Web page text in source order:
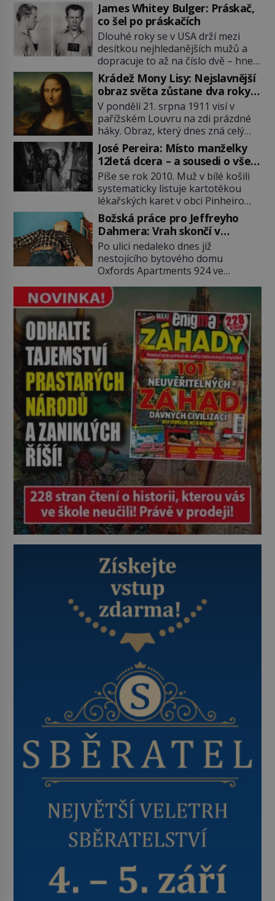
James Whitey Bulger: Práskač,
co šel po práskačích
Dlouhé roky se v USA drží mezi
desítkou nejhledanějších mužů a
dopracuje to až na číslo dvě – hned
po Usámovi bin Ládinovi (1957–
2011). To je James „Whitey“ Bulger
(1929–2018) viněný ze spoluúčasti
na 19 vraždách, vydírání a lichvy. A
samozřejmě, krom toho je ještě
drogový dealer, který neváhá
odstranit z cesty všechny práskače,
zatímco […]
Krádež Mony Lisy: Nejslavnější
obraz světa zůstane dva roky
nezvěstný
V pondělí 21. srpna 1911 visí v
pařížském Louvru na zdi prázdné
háky. Obraz, který dnes zná celý
svět, je pryč. Zpočátku si nikdo
nemyslí, že jde o krádež.
Zaměstnanci jsou přesvědčeni, že
Mona Lisa je jen v restaurátorské
dílně nebo u fotografa. Když se
ukáže pravda, propukne jeden z
největších honů na zloděje v […]
José Pereira: Místo manželky
12letá dcera – a sousedi o všem
vědí!
Píše se rok 2010. Muž v bílé košili
systematicky listuje kartotékou
lékařských karet v obci Pinheiro
ležící asi 20 kilometrů od farmy s
podivínským majitelem. Něco tu
nesedí. Ledaže… Ledaže by ta
mladá dívka z farmy byla ne
manželkou, ale dcerou – a všechny
ty děti byly zplozené v incestu. Na
sociálním odboru jednoho z […]
Božská práce pro Jeffreyho
Dahmera: Vrah skončí v
tratolišti krve ve vězeňských
umývárnách
Po ulici nedaleko dnes již
nestojícího bytového domu
Oxfords Apartments 924 ve
potácí zcela zmatený 14letý
Konerak Sinthasomphone. Když ho
zastaví policejní hlídka, ochable jí
nadiktuje adresu „jeho kamaráda“.
Strážníci ho dopraví zpět do
udaného bytu. Oním „kamarádem“
je ovšem jeden z nejslavnějších
vrahů, Jeffrey Dahmer (1960–1994).
Je 27. května 1991. […]